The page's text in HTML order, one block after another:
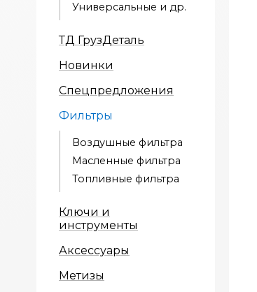
Универсальные и др.
ТД ГрузДеталь
Новинки
Спецпредложения
Фильтры
Воздушные фильтра
Масленные фильтра
Топливные фильтра
Ключи и
инструменты
Аксессуары
Метизы